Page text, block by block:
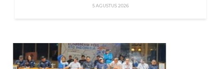
5 AGUSTUS 2026